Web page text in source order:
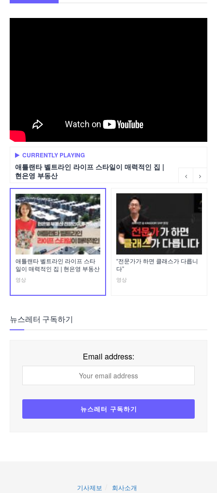
CURRENTLY PLAYING
애틀랜타 벨트라인 라이프 스타일이 매력적인 집 |
현은영 부동산
애틀랜타 벨트라인 라이프 스타
일이 매력적인 집 | 현은영 부동산
영상
“전문가가 하면 클래스가 다릅니
다”
영상
뉴스레터 구독하기
Email address:
기사제보 회사소개